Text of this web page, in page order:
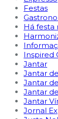
Festas
Há festa
Inspired
Jantar
Jantar
Jantar
Jantar
Jantar
Jornal